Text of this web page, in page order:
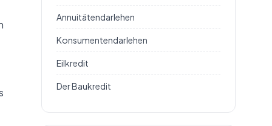
Annuitätendarlehen
Konsumentendarlehen
Eilkredit
Der Baukredit